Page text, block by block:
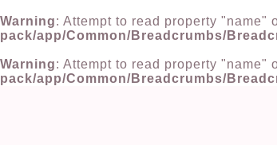
Warning: Attempt to read property "name"
pack/app/Common/Breadcrumbs/
Warning: Attempt to read property "name"
pack/app/Common/Breadcrumbs/